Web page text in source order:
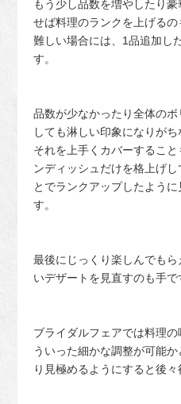
もう少し品数を増やしたり
せば料理のランクを上げる
難しい場合には、1品追加し
す。
品数が少なかったり全体の
しても淋しい印象になりが
それを上手くカバーするこ
ンディッシュだけを格上げ
とでランクアップしたよう
す。
最後にじっくり楽しんでも
いデザートを見直すのも手で
ブライダルフェアでは料理
ういった細かな調整が可能
り見極めるようにすると後々